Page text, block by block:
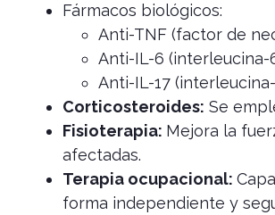
Fármacos biológicos:
Anti-TNF (factor de
Anti-IL-6 (interleucina-
Anti-IL-17 (interleucina-
Corticosteroides: Se
Fisioterapia: Mejora la
afectadas.
Terapia ocupacional:
forma independiente y